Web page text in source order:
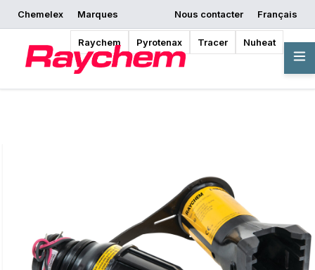
Chemelex Marques
Raychem Pyrotenax Tracer Nuheat
Nous contacter
Français
Demander un devis
Où acheter
Commencer la
Vue d'ensemble